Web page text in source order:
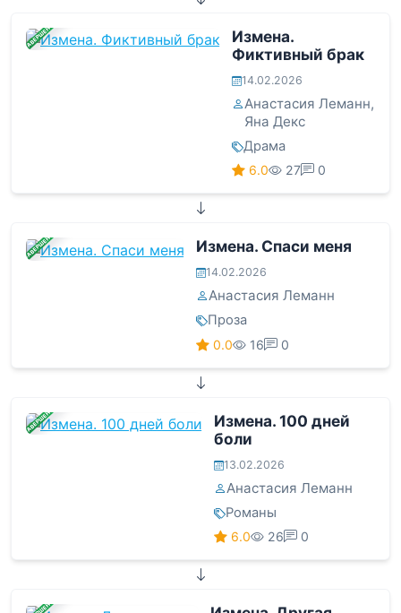
ЗАВЕРШЕНА
Измена.
Фиктивный брак
14.02.2026
Анастасия Леманн,
Яна Декс
Драма
6.0 27 0
ЗАВЕРШЕНА Измена. Спаси меня
14.02.2026
Анастасия Леманн
Проза
0.0 16 0
ЗАВЕРШЕНА
Измена. 100 дней
боли
13.02.2026
Анастасия Леманн
Романы
6.0 26 0